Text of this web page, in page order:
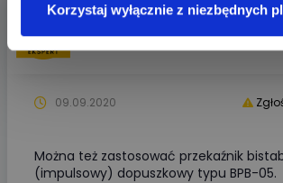
Korzystaj wyłącznie z niezbędnych
EL-ROJ
Ekspert Automatyk/Elektryk/
09.09.2020
Można też zastosować przekaźnik
(impulsowy) dopuszkowy typu BPB-05.